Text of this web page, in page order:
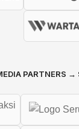
PARTNERS →